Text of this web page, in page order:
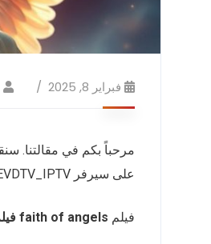
فبراير 8, 2025
على سيرفر EVDTV_IPTV.
فيلم faith of angels فيلم كامل